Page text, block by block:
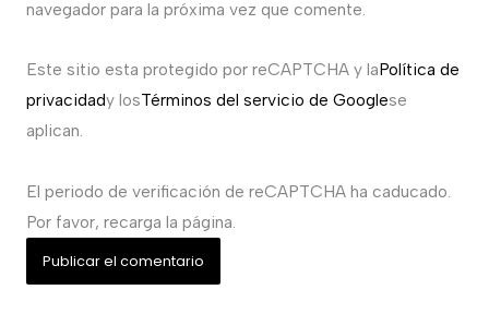
navegador para la próxima vez que comente.
Este sitio esta protegido por reCAPTCHA y laPolítica de
privacidady losTérminos del servicio de Googlese
aplican.
El periodo de verificación de reCAPTCHA ha caducado.
Por favor, recarga la página.